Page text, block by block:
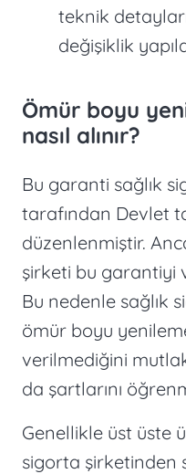
teknik
değişiklik
Ömür boyu
nasıl alınır?
Bu garanti sağlık
tarafından Devlet
düzenlenmiştir.
şirketi bu garantiyi
Bu nedenle sağlık
ömür boyu
verilmediğini
da şartlarını
Genellikle üst üste
sigorta şirketinden